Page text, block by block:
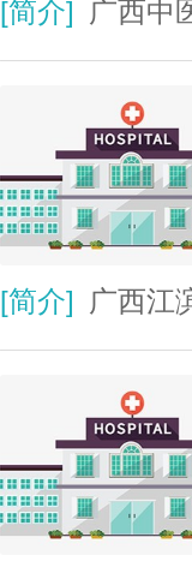
[简介] 广西中
[简介] 广西江